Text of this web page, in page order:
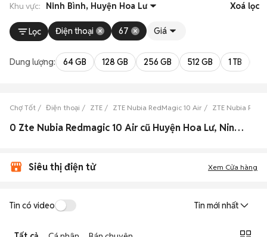
Khu vực: Ninh Bình, Huyện Hoa Lư Xoá lọc
Lọc Điện thoại 67 Giá
Dung lượng: 64 GB 128 GB 256 GB 512 GB 1 TB
Chợ Tốt Điện thoại ZTE ZTE Nubia RedMagic 10 Air ZTE Nubia
0 Zte Nubia Redmagic 10 Air cũ Huyện Hoa Lư, Ninh Bình đẹp
Siêu thị điện tử Xem Cửa hàng
Tin có video Tin mới nhất